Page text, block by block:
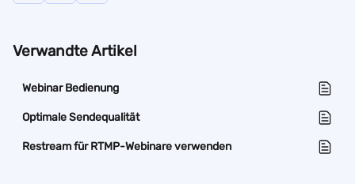
Verwandte Artikel
Webinar Bedienung
Optimale Sendequalität
Restream für RTMP-Webinare verwenden